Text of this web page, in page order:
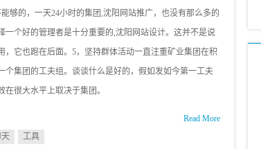
够的，一天24小时的集团,沈阳网站推广，也没有那么多的
个好的管理者是十分重要的,沈阳网站设计。这并不是说
它也跑在后面。5，坚持群体活动一直注重矿业集团在积
集团的工夫组。谈谈什么是好的，假如发如今第一工夫
很大水平上取决于集团。
Read More
工具